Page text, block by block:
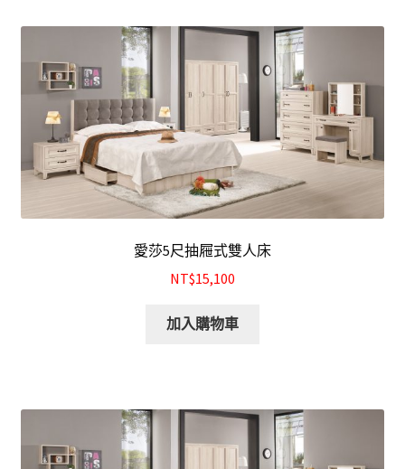
愛莎5尺抽屜式雙人床
NT$15,100
加入購物車